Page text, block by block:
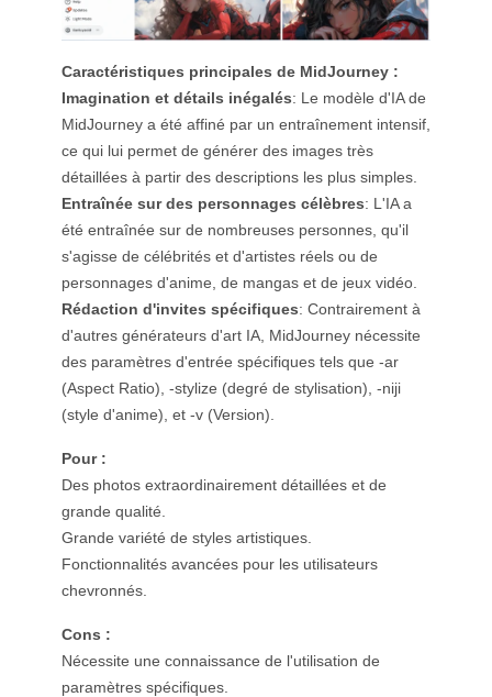
Caractéristiques principales de MidJourney :
Imagination et détails inégalés: Le modèle d'IA de
MidJourney a été affiné par un entraînement intensif,
ce qui lui permet de générer des images très
détaillées à partir des descriptions les plus simples.
Entraînée sur des personnages célèbres: L'IA a
été entraînée sur de nombreuses personnes, qu'il
s'agisse de célébrités et d'artistes réels ou de
personnages d'anime, de mangas et de jeux vidéo.
Rédaction d'invites spécifiques: Contrairement à
d'autres générateurs d'art IA, MidJourney nécessite
des paramètres d'entrée spécifiques tels que -ar
(Aspect Ratio), -stylize (degré de stylisation), -niji
(style d'anime), et -v (Version).
Pour :
Des photos extraordinairement détaillées et de
grande qualité.
Grande variété de styles artistiques.
Fonctionnalités avancées pour les utilisateurs
chevronnés.
Cons :
Nécessite une connaissance de l'utilisation de
paramètres spécifiques.